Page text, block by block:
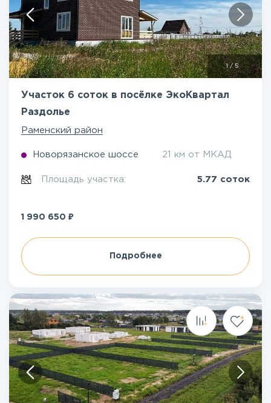
1/5
Участок 6 соток в посёлке ЭкоКвартал
Раздолье
Раменский район
Новорязанское шоссе 21 км от МКАД
Площадь участка: 5.77 соток
1 990 650 ₽
Подробнее